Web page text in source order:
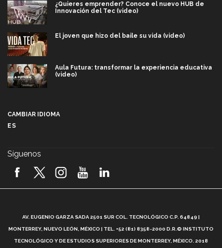
¿Quieres emprender? Conoce el nuevo HUB de
Innovación del Tec (video)
El joven que hizo del baile su vida (video)
Aula Futura: transformar la experiencia educativa
(video)
2026! (video)
¿Cómo es el Modelo Educativo Tec? (video)
CAMBIAR IDIOMA
ES
Síguenos
AV. EUGENIO GARZA SADA 2501 SUR COL. TECNOLÓGICO C.P. 64849 |
MONTERREY, NUEVO LEÓN, MÉXICO | TEL. +52 (81) 8358-2000 D.R.© INSTITUTO
TECNOLÓGICO Y DE ESTUDIOS SUPERIORES DE MONTERREY, MÉXICO. 2018